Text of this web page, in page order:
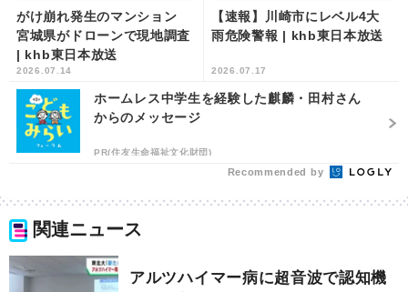
がけ崩れ発生のマンション
宮城県がドローンで現地調査
| khb東日本放送
2026.07.14
【速報】川崎市にレベル4大
雨危険警報 | khb東日本放送
2026.07.17
ホームレス中学生を経験した麒麟・田村さん
からのメッセージ
PR(住友生命福祉文化財団)
Recommended by
関連ニュース
アルツハイマー病に超音波で認知機